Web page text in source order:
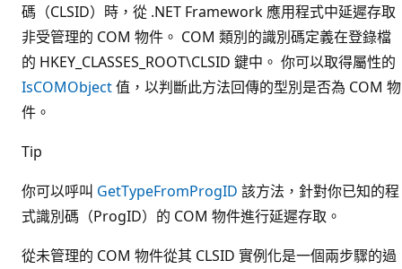
碼（CLSID）時，從 .NET Framework 應用程式中延遲存取
非受管理的 COM 物件。 COM 類別的識別碼定義在登錄檔
的 HKEY_CLASSES_ROOT\CLSID 鍵中。 你可以取得屬性的
IsCOMObject值，以判斷此方法回傳的型別是否為 COM 物
件。
Tip
你可以呼叫 GetTypeFromProgID 該方法，針對你已知的程
式識別碼（ProgID）的 COM 物件進行延遲存取。
從未管理的 COM 物件從其 CLSID 實例化是一個兩步驟的過